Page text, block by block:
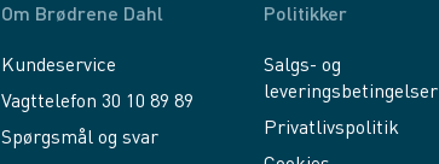
Om Brødrene Dahl
Kundeservice
Vagttelefon 30 10 89 89
Spørgsmål og svar
Politikker
Salgs- og
leveringsbetingelser
Privatlivspolitik